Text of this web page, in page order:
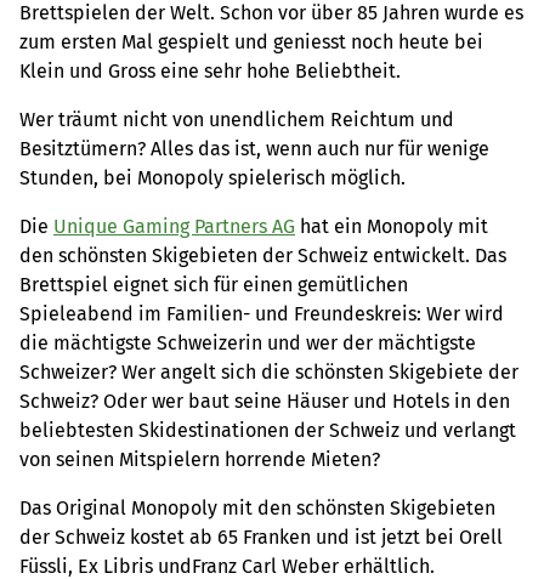
Brettspielen der Welt. Schon vor über 85 Jahren wurde es
zum ersten Mal gespielt und geniesst noch heute bei
Klein und Gross eine sehr hohe Beliebtheit.
Wer träumt nicht von unendlichem Reichtum und
Besitztümern? Alles das ist, wenn auch nur für wenige
Stunden, bei Monopoly spielerisch möglich.
Die Unique Gaming Partners AG hat ein Monopoly mit
den schönsten Skigebieten der Schweiz entwickelt. Das
Brettspiel eignet sich für einen gemütlichen
Spieleabend im Familien- und Freundeskreis: Wer wird
die mächtigste Schweizerin und wer der mächtigste
Schweizer? Wer angelt sich die schönsten Skigebiete der
Schweiz? Oder wer baut seine Häuser und Hotels in den
beliebtesten Skidestinationen der Schweiz und verlangt
von seinen Mitspielern horrende Mieten?
Das Original Monopoly mit den schönsten Skigebieten
der Schweiz kostet ab 65 Franken und ist jetzt bei Orell
Füssli, Ex Libris undFranz Carl Weber erhältlich.